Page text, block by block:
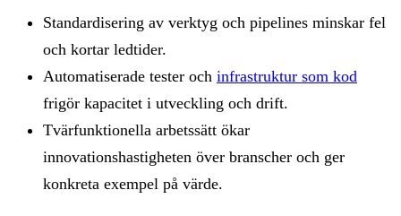
Standardisering av verktyg och pipelines minskar fel
och kortar ledtider.
Automatiserade tester och infrastruktur som kod
frigör kapacitet i utveckling och drift.
Tvärfunktionella arbetssätt ökar
innovationshastigheten över branscher och ger
konkreta exempel på värde.